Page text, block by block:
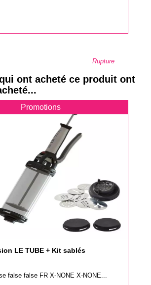
Rupture
ont acheté ce produit ont
Promotions
LE TUBE + Kit sablés
false false FR X-NONE X-NONE...